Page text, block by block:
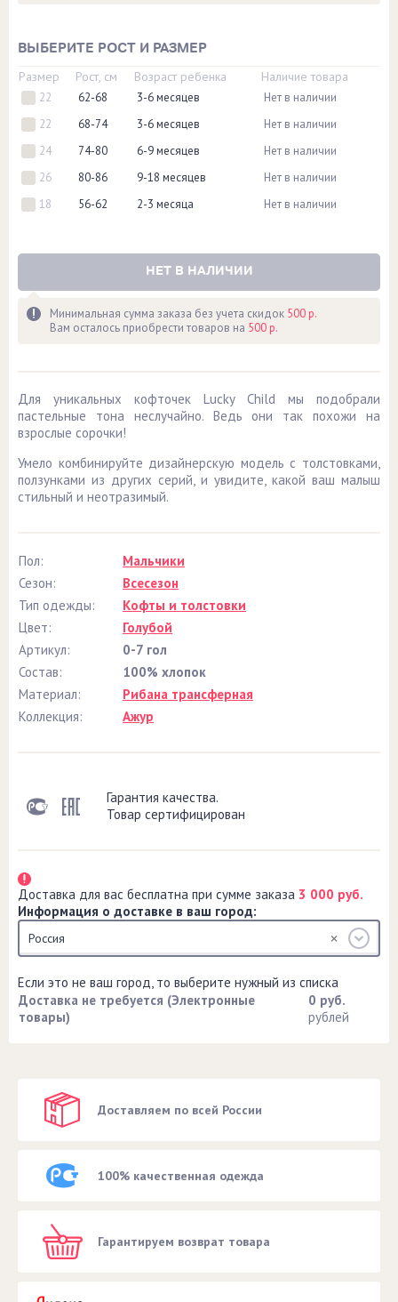
ВЫБЕРИТЕ РОСТ И РАЗМЕР
Размер Рост, см Возраст ребенка Наличие товара
22 62-68 3-6 месяцев
Нет в наличии
22
68-74 3-6 месяцев
Нет в наличии
24
74-80 6-9 месяцев
Нет в наличии
26
80-86 9-18 месяцев
Нет в наличии
18
56-62 2-3 месяца Нет в наличии
НЕТ В НАЛИЧИИ
Минимальная сумма заказа без учета скидок 500 р.
Вам осталось приобрести товаров на 500 р.
Для уникальных кофточек Lucky Child мы подобрали
пастельные тона неслучайно. Ведь они так похожи на
взрослые сорочки!
Умело комбинируйте дизайнерскую модель с толстовками,
ползунками из других серий, и увидите, какой ваш малыш
стильный и неотразимый.
Пол:
Мальчики
Сезон:
Всесезон
Тип одежды:
Кофты и толстовки
Цвет:
Голубой
Артикул:
0-7 гол
Состав:
100% хлопок
Материал:
Рибана трансферная
Коллекция:
Ажур
Гарантия качества.
Товар сертифицирован
Доставка для вас бесплатна при сумме заказа 3 000 руб.
Информация о доставке в ваш город:
Россия
Если это не ваш город, то выберите нужный из списка
Доставка не требуется (Электронные
товары)
0 руб.
рублей
Доставляем по всей России
100% качественная одежда
Гарантируем возврат товара